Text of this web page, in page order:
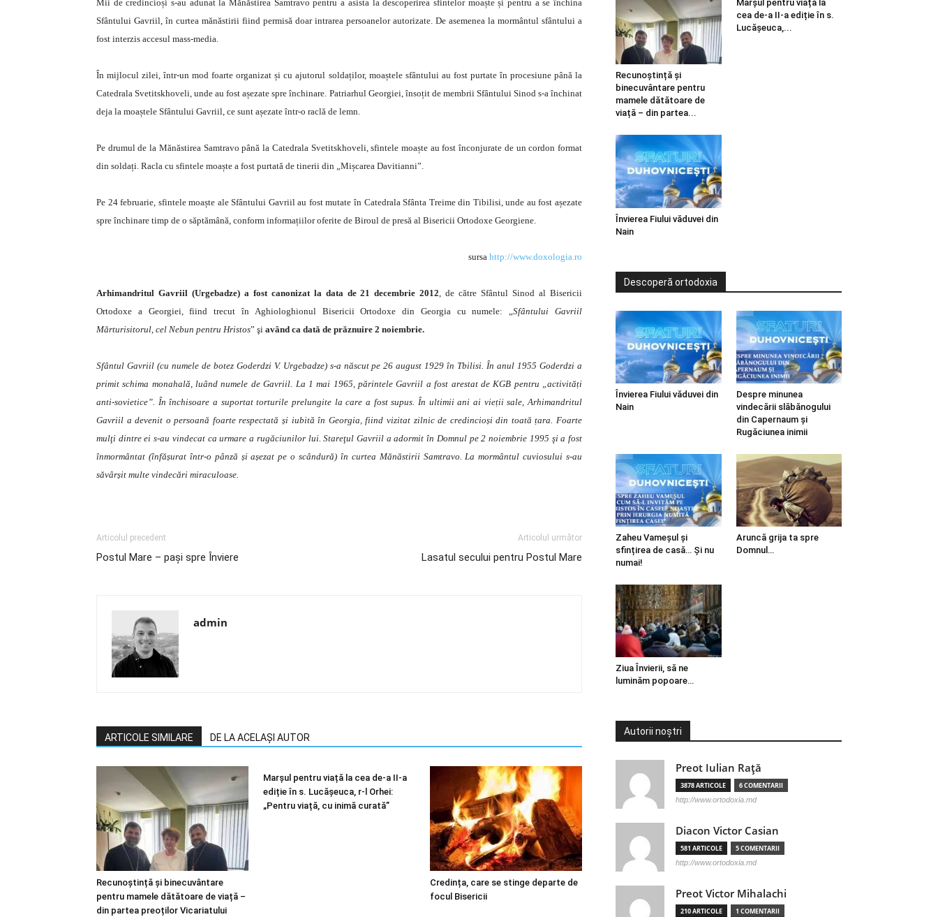
Mii de credincioși s-au adunat la Mănăstirea Samtravo pentru a asista la descoperirea sfintelor moaște și pentru a se închina
Sfântului Gavriil, în curtea mănăstirii fiind permisă doar intrarea persoanelor autorizate. De asemenea la mormântul sfântului a
fost interzis accesul mass-media.
În mijlocul zilei, într-un mod foarte organizat și cu ajutorul soldaților, moaștele sfântului au fost purtate în procesiune până la
Catedrala Svetitskhoveli, unde au fost așezate spre închinare. Patriarhul Georgiei, însoțit de membrii Sfântului Sinod s-a închinat
deja la moaștele Sfântului Gavriil, ce sunt așezate într-o raclă de lemn.
Pe drumul de la Mănăstirea Samtravo până la Catedrala Svetitskhoveli, sfintele moaște au fost înconjurate de un cordon format
din soldați. Racla cu sfintele moaște a fost purtată de tinerii din „Mișcarea Davitianni”.
Pe 24 februarie, sfintele moaște ale Sfântului Gavriil au fost mutate în Catedrala Sfânta Treime din Tibilisi, unde au fost așezate
spre închinare timp de o săptămână, conform informațiilor oferite de Biroul de presă al Bisericii Ortodoxe Georgiene.
sursa http://www.doxologia.ro
Arhimandritul Gavriil (Urgebadze) a fost canonizat la data de 21 decembrie 2012, de către Sfântul Sinod al Bisericii
Ortodoxe a Georgiei, fiind trecut în Aghiologhionul Bisericii Ortodoxe din Georgia cu numele: „Sfântului Gavriil
Mărturisitorul, cel Nebun pentru Hristos” şi având ca dată de prăznuire 2 noiembrie.
Sfântul Gavriil (cu numele de botez Goderdzi V. Urgebadze) s-a născut pe 26 august 1929 în Tbilisi. În anul 1955 Goderdzi a
primit schima monahală, luând numele de Gavriil. La 1 mai 1965, părintele Gavriil a fost arestat de KGB pentru „activități
anti-sovietice”. În închisoare a suportat torturile prelungite la care a fost supus. În ultimii ani ai vieții sale, Arhimandritul
Gavriil a devenit o persoană foarte respectată și iubită în Georgia, fiind vizitat zilnic de credincioși din toată țara. Foarte
mulţi dintre ei s-au vindecat ca urmare a rugăciunilor lui. Stareţul Gavriil a adormit în Domnul pe 2 noiembrie 1995 şi a fost
înmormântat (înfășurat într-o pânză și așezat pe o scândură) în curtea Mănăstirii Samtravo. La mormântul cuviosului s-au
săvârșit multe vindecări miraculoase.
Articolul precedent
Postul Mare – paşi spre Înviere
Articolul următor
Lasatul secului pentru Postul Mare
admin
ARTICOLE SIMILARE DE LA ACELAȘI AUTOR
Recunoștință și binecuvântare
pentru mamele dătătoare de viață –
din partea preoților Vicariatului
Marșul pentru viață la cea de-a II-a
ediție în s. Lucășeuca, r-l Orhei:
„Pentru viață, cu inimă curată”
Credința, care se stinge departe de
focul Bisericii
Recunoștință și
binecuvântare pentru
mamele dătătoare de
viață – din partea...
Marșul pentru viață la
cea de-a II-a ediție în s.
Lucășeuca,...
Învierea Fiului văduvei din
Nain
Descoperă ortodoxia
Învierea Fiului văduvei din
Nain
Despre minunea
vindecării slăbănogului
din Capernaum și
Rugăciunea inimii
Zaheu Vameșul și
sfințirea de casă… Și nu
numai!
Aruncă grija ta spre
Domnul…
Ziua Învierii, să ne
luminăm popoare…
Autorii noștri
Preot Iulian Raţă
3878 ARTICOLE 6 COMENTARII
http://www.ortodoxia.md
Diacon Victor Casian
581 ARTICOLE 5 COMENTARII
http://www.ortodoxia.md
Preot Victor Mihalachi
210 ARTICOLE 1 COMENTARII